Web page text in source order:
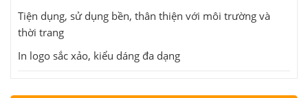
Tiện dụng, sử dụng bền, thân thiện với môi trường và
thời trang
In logo sắc xảo, kiểu dáng đa dạng